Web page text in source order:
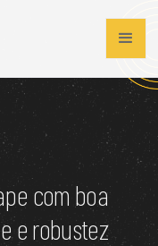
com boa
e robustez